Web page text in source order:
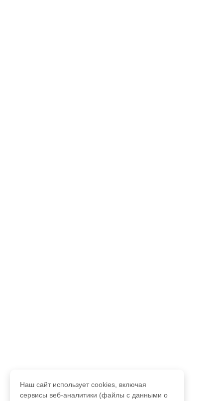
Наш сайт использует cookies, включая
сервисы веб-аналитики (файлы с данными о